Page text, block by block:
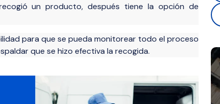
un producto, después tiene la opción de
para que se pueda monitorear todo el proceso
que se hizo efectiva la recogida.